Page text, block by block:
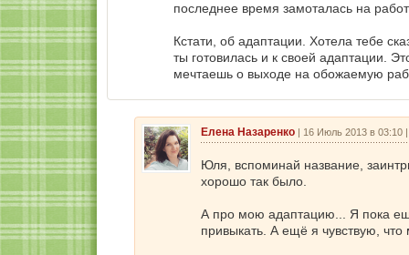
последнее время замоталась на
Кстати, об адаптации. Хотела тебе
ты готовилась и к своей адаптации.
мечтаешь о выходе на обожаемую
Елена Назаренко | 16 Июль 2013 в 03:10
Юля, вспоминай название,
хорошо так было.
А про мою адаптацию... Я пока
привыкать. А ещё я чувствую,